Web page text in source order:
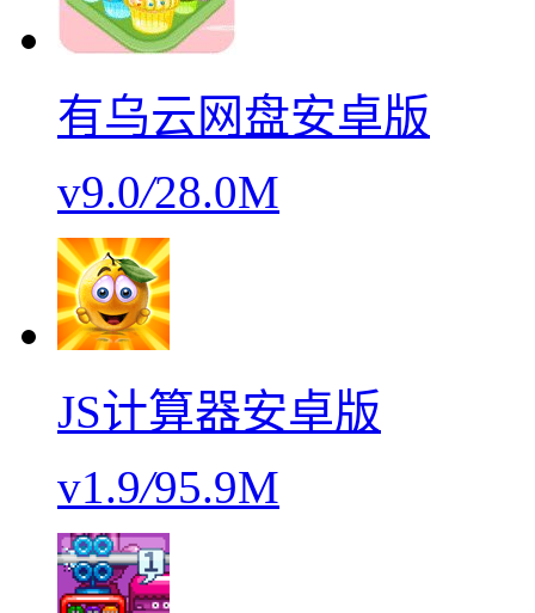
有乌云网盘安卓版
v9.0/28.0M
JS计算器安卓版
v1.9/95.9M